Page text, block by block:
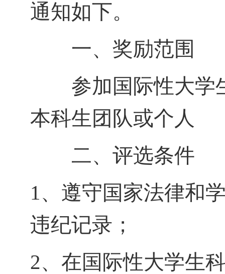
通知如下。
一、奖励范围
参加国际性大学
本科生团队或个人
二、评选条件
1、遵守国家法律和
违纪记录；
2、在国际性大学生